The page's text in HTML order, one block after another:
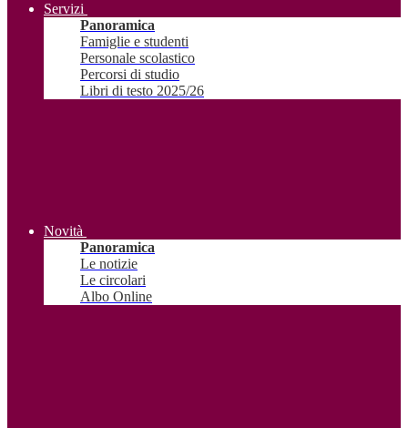
Servizi
Panoramica
Famiglie e studenti
Personale scolastico
Percorsi di studio
Libri di testo 2025/26
Novità
Panoramica
Le notizie
Le circolari
Albo Online